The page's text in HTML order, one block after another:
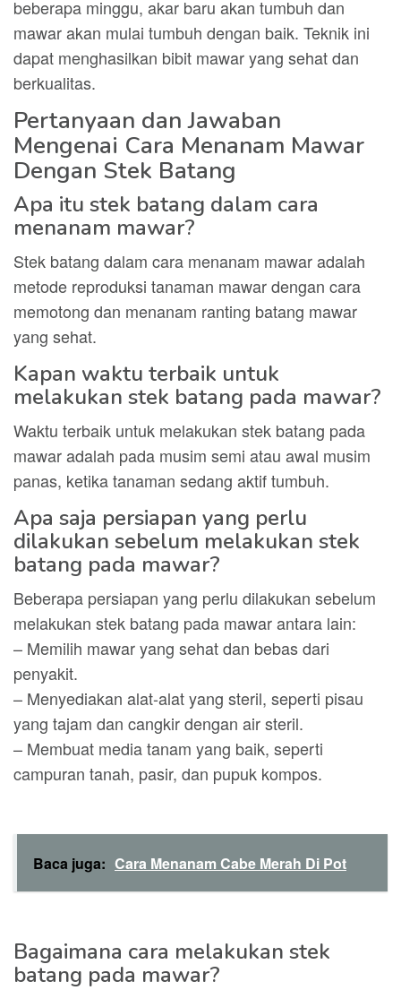
beberapa minggu, akar baru akan tumbuh dan
mawar akan mulai tumbuh dengan baik. Teknik ini
dapat menghasilkan bibit mawar yang sehat dan
berkualitas.
Pertanyaan dan Jawaban
Mengenai Cara Menanam Mawar
Dengan Stek Batang
Apa itu stek batang dalam cara
menanam mawar?
Stek batang dalam cara menanam mawar adalah
metode reproduksi tanaman mawar dengan cara
memotong dan menanam ranting batang mawar
yang sehat.
Kapan waktu terbaik untuk
melakukan stek batang pada mawar?
Waktu terbaik untuk melakukan stek batang pada
mawar adalah pada musim semi atau awal musim
panas, ketika tanaman sedang aktif tumbuh.
Apa saja persiapan yang perlu
dilakukan sebelum melakukan stek
batang pada mawar?
Beberapa persiapan yang perlu dilakukan sebelum
melakukan stek batang pada mawar antara lain:
– Memilih mawar yang sehat dan bebas dari
penyakit.
– Menyediakan alat-alat yang steril, seperti pisau
yang tajam dan cangkir dengan air steril.
– Membuat media tanam yang baik, seperti
campuran tanah, pasir, dan pupuk kompos.
Baca juga: Cara Menanam Cabe Merah Di Pot
Bagaimana cara melakukan stek
batang pada mawar?